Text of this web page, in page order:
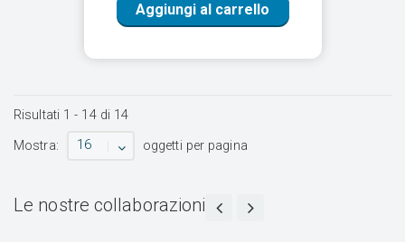
Aggiungi al carrello
Risultati 1 - 14di 14
Mostra:
16 oggetti per pagina
Le nostre collaborazioni